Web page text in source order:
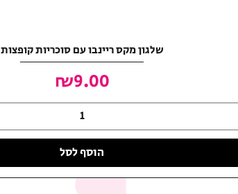
שלגון מקס ריינבו עם סוכריות קופצות
מחיר
₪9.00
הוסף לסל